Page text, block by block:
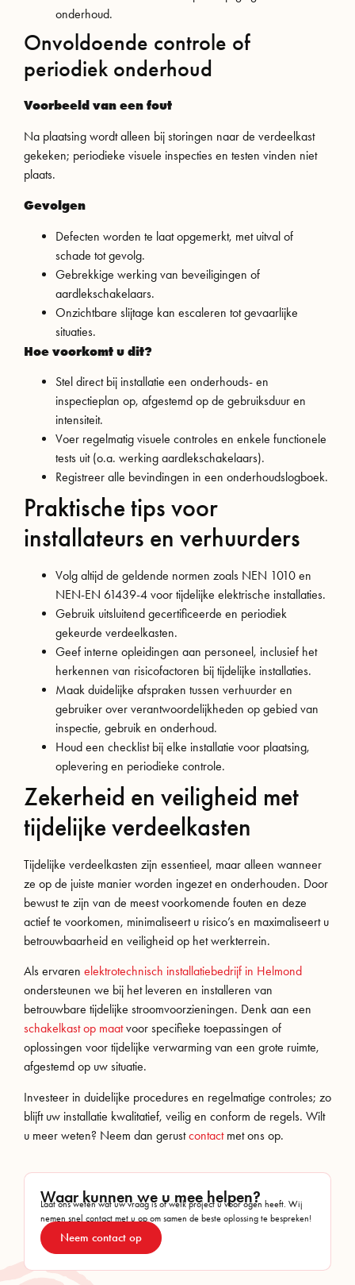
onderhoud.
Onvoldoende controle of
periodiek onderhoud
Voorbeeld van een fout
Na plaatsing wordt alleen bij storingen naar de verdeelkast
gekeken; periodieke visuele inspecties en testen vinden niet
plaats.
Gevolgen
Defecten worden te laat opgemerkt, met uitval of
schade tot gevolg.
Gebrekkige werking van beveiligingen of
aardlekschakelaars.
Onzichtbare slijtage kan escaleren tot gevaarlijke
situaties.
Hoe voorkomt u dit?
Stel direct bij installatie een onderhouds- en
inspectieplan op, afgestemd op de gebruiksduur en
intensiteit.
Voer regelmatig visuele controles en enkele functionele
tests uit (o.a. werking aardlekschakelaars).
Registreer alle bevindingen in een onderhoudslogboek.
Praktische tips voor
installateurs en verhuurders
Volg altijd de geldende normen zoals NEN 1010 en
NEN-EN 61439-4 voor tijdelijke elektrische installaties.
Gebruik uitsluitend gecertificeerde en periodiek
gekeurde verdeelkasten.
Geef interne opleidingen aan personeel, inclusief het
herkennen van risicofactoren bij tijdelijke installaties.
Maak duidelijke afspraken tussen verhuurder en
gebruiker over verantwoordelijkheden op gebied van
inspectie, gebruik en onderhoud.
Houd een checklist bij elke installatie voor plaatsing,
oplevering en periodieke controle.
Zekerheid en veiligheid met
tijdelijke verdeelkasten
Tijdelijke verdeelkasten zijn essentieel, maar alleen wanneer
ze op de juiste manier worden ingezet en onderhouden. Door
bewust te zijn van de meest voorkomende fouten en deze
actief te voorkomen, minimaliseert u risico’s en maximaliseert u
betrouwbaarheid en veiligheid op het werkterrein.
Als ervaren elektrotechnisch installatiebedrijf in Helmond
ondersteunen we bij het leveren en installeren van
betrouwbare tijdelijke stroomvoorzieningen. Denk aan een
schakelkast op maatvoor specifieke toepassingen of
oplossingen voor tijdelijke verwarming van een grote ruimte,
afgestemd op uw situatie.
Investeer in duidelijke procedures en regelmatige controles; zo
blijft uw installatie kwalitatief, veilig en conform de regels. Wilt
u meer weten? Neem dan gerustcontactmet ons op.
Waar kunnen we u mee helpen?
Laat ons weten wat uw vraag is of welk project u voor ogen heeft. Wij
nemen snel contact met u op om samen de beste oplossing te bespreken!
Neem contact op